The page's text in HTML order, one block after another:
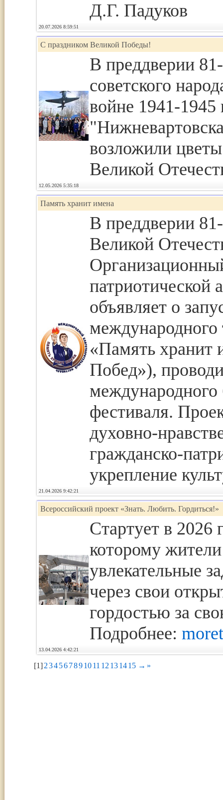
Д.Г. Падуков
20.07.2026 8:59:51
С праздником Великой Победы!
В преддверии
советского
войне 1941-
возложили
Великой
12.05.2026 5:35:18
Память хранит имена
В преддверии
Великой
патриотической
объявляет о
«Память
Побед»),
международного
фестиваля.
духовно-
гражданско-
укрепление
21.04.2026 9:42:21
Всероссийский проект «Знать. Любить. Гордиться!»
Стартует в 2026
которому
увлекательные
через свои
гордостью за
Подробнее:
13.04.2026 4:42:21
[1]234567891011 12 131415 → »